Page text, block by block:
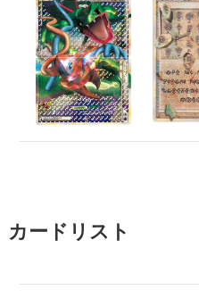
カードリスト